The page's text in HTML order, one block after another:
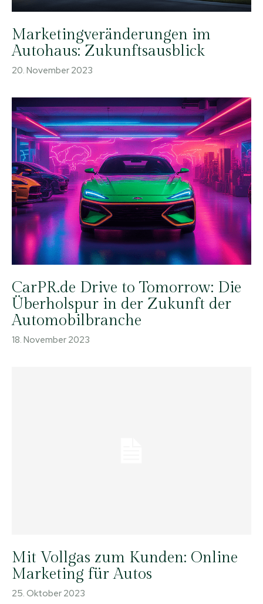
Marketingveränderungen im
Autohaus: Zukunftsausblick
20. November 2023
CarPR.de Drive to Tomorrow: Die
Überholspur in der Zukunft der
Automobilbranche
18. November 2023
Mit Vollgas zum Kunden: Online
Marketing für Autos
25. Oktober 2023